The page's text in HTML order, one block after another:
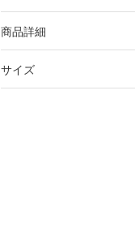
商品詳細
サイズ